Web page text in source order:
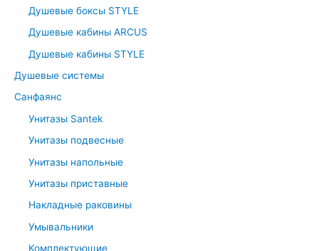
Душевые боксы STYLE
Душевые кабины ARCUS
Душевые кабины STYLE
Душевые системы
Санфаянс
Унитазы Santek
Унитазы подвесные
Унитазы напольные
Унитазы приставные
Накладные раковины
Умывальники
Комплектующие